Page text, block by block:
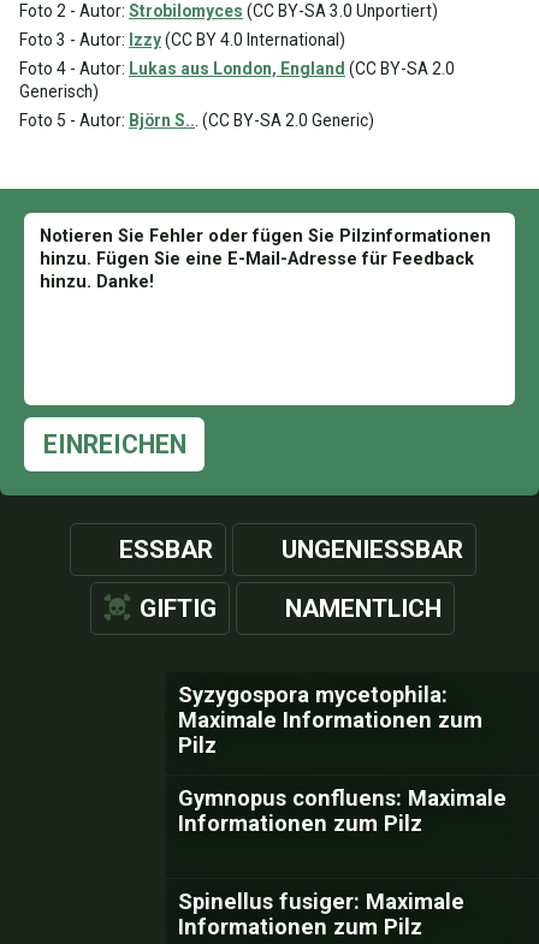
Foto 2 - Autor: Strobilomyces (CC BY-SA 3.0 Unportiert)
Foto 3 - Autor: Izzy(CC BY 4.0 International)
Foto 4 - Autor: Lukas aus London, England (CC BY-SA 2.0
Generisch)
Foto 5 - Autor: Björn S.. . (CC BY-SA 2.0 Generic)
EINREICHEN
ESSBAR UNGENIESSBAR
GIFTIG NAMENTLICH
Syzygospora mycetophila:
Maximale Informationen zum
Pilz
Gymnopus confluens: Maximale
Informationen zum Pilz
Spinellus fusiger: Maximale
Informationen zum Pilz